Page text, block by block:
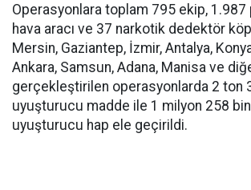
Operasyonlara toplam 795 ekip,
hava aracı ve 37 narkotik dedektör
Mersin, Gaziantep, İzmir, Antalya,
Ankara, Samsun, Adana, Manisa ve
gerçekleştirilen operasyonlarda 2 ton
uyuşturucu madde ile 1 milyon 258
uyuşturucu hap ele geçirildi.